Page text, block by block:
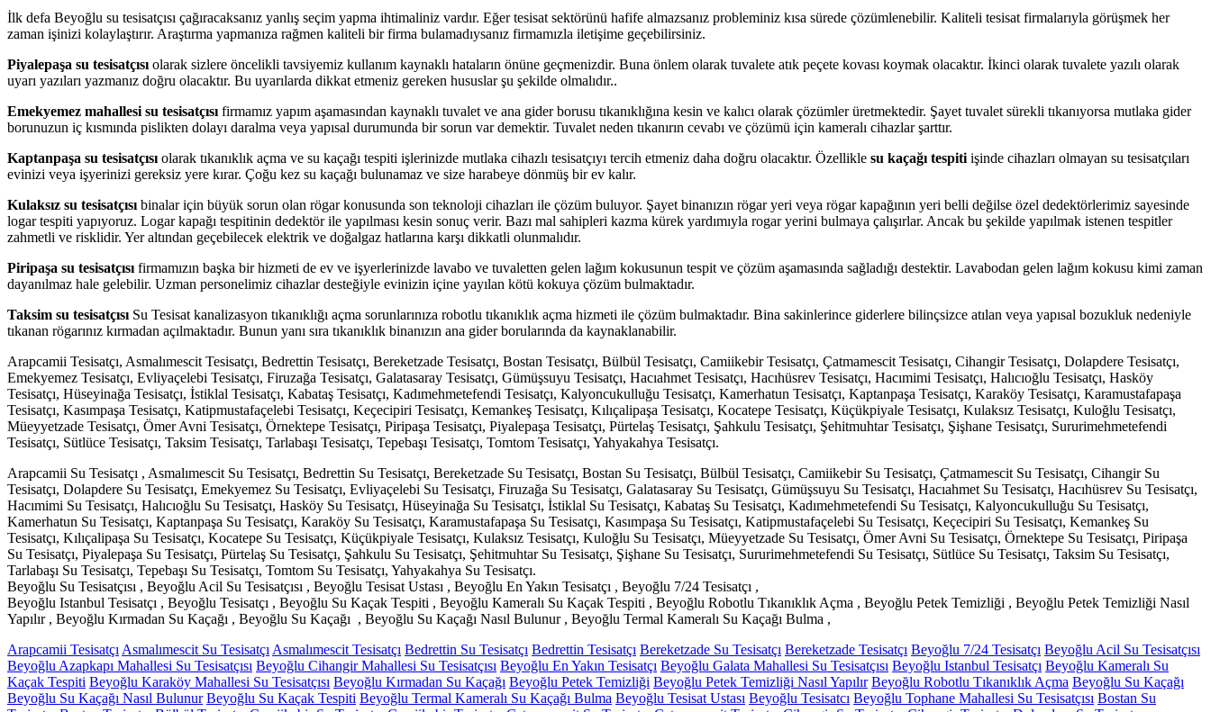
İlk defa Beyoğlu su tesisatçısı çağıracaksanız yanlış seçim yapma ihtimaliniz vardır. Eğer tesisat sektörünü hafife almazsanız probleminiz kısa sürede çözümlenebilir. Kaliteli tesisat firmalarıyla görüşmek her
zaman işinizi kolaylaştırır. Araştırma yapmanıza rağmen kaliteli bir firma bulamadıysanız firmamızla iletişime geçebilirsiniz.
Piyalepaşa su tesisatçısı olarak sizlere öncelikli tavsiyemiz kullanım kaynaklı hataların önüne geçmenizdir. Buna önlem olarak tuvalete atık peçete kovası koymak olacaktır. İkinci olarak tuvalete yazılı olarak
uyarı yazıları yazmanız doğru olacaktır. Bu uyarılarda dikkat etmeniz gereken hususlar şu şekilde olmalıdır..
Emekyemez mahallesi su tesisatçısı firmamız yapım aşamasından kaynaklı tuvalet ve ana gider borusu tıkanıklığına kesin ve kalıcı olarak çözümler üretmektedir. Şayet tuvalet sürekli tıkanıyorsa mutlaka gider
borunuzun iç kısmında pislikten dolayı daralma veya yapısal durumunda bir sorun var demektir. Tuvalet neden tıkanırın cevabı ve çözümü için kameralı cihazlar şarttır.
Kaptanpaşa su tesisatçısı olarak tıkanıklık açma ve su kaçağı tespiti işlerinizde mutlaka cihazlı tesisatçıyı tercih etmeniz daha doğru olacaktır. Özellikle su kaçağı tespiti işinde cihazları olmayan su tesisatçıları
evinizi veya işyerinizi gereksiz yere kırar. Çoğu kez su kaçağı bulunamaz ve size harabeye dönmüş bir ev kalır.
Kulaksız su tesisatçısı binalar için büyük sorun olan rögar konusunda son teknoloji cihazları ile çözüm buluyor. Şayet binanızın rögar yeri veya rögar kapağının yeri belli değilse özel dedektörlerimiz sayesinde
logar tespiti yapıyoruz. Logar kapağı tespitinin dedektör ile yapılması kesin sonuç verir. Bazı mal sahipleri kazma kürek yardımıyla rogar yerini bulmaya çalışırlar. Ancak bu şekilde yapılmak istenen tespitler
zahmetli ve risklidir. Yer altından geçebilecek elektrik ve doğalgaz hatlarına karşı dikkatli olunmalıdır.
Piripaşa su tesisatçısı firmamızın başka bir hizmeti de ev ve işyerlerinizde lavabo ve tuvaletten gelen lağım kokusunun tespit ve çözüm aşamasında sağladığı destektir. Lavabodan gelen lağım kokusu kimi zaman
dayanılmaz hale gelebilir. Uzman personelimiz cihazlar desteğiyle evinizin içine yayılan kötü kokuya çözüm bulmaktadır.
Taksim su tesisatçısı Su Tesisat kanalizasyon tıkanıklığı açma sorunlarınıza robotlu tıkanıklık açma hizmeti ile çözüm bulmaktadır. Bina sakinlerince giderlere bilinçsizce atılan veya yapısal bozukluk nedeniyle
tıkanan rögarınız kırmadan açılmaktadır. Bunun yanı sıra tıkanıklık binanızın ana gider borularında da kaynaklanabilir.
Arapcamii Tesisatçı, Asmalımescit Tesisatçı, Bedrettin Tesisatçı, Bereketzade Tesisatçı, Bostan Tesisatçı, Bülbül Tesisatçı, Camiikebir Tesisatçı, Çatmamescit Tesisatçı, Cihangir Tesisatçı, Dolapdere Tesisatçı,
Emekyemez Tesisatçı, Evliyaçelebi Tesisatçı, Firuzağa Tesisatçı, Galatasaray Tesisatçı, Gümüşsuyu Tesisatçı, Hacıahmet Tesisatçı, Hacıhüsrev Tesisatçı, Hacımimi Tesisatçı, Halıcıoğlu Tesisatçı, Hasköy
Tesisatçı, Hüseyinağa Tesisatçı, İstiklal Tesisatçı, Kabataş Tesisatçı, Kadımehmetefendi Tesisatçı, Kalyoncukulluğu Tesisatçı, Kamerhatun Tesisatçı, Kaptanpaşa Tesisatçı, Karaköy Tesisatçı, Karamustafapaşa
Tesisatçı, Kasımpaşa Tesisatçı, Katipmustafaçelebi Tesisatçı, Keçecipiri Tesisatçı, Kemankeş Tesisatçı, Kılıçalipaşa Tesisatçı, Kocatepe Tesisatçı, Küçükpiyale Tesisatçı, Kulaksız Tesisatçı, Kuloğlu Tesisatçı,
Müeyyetzade Tesisatçı, Ömer Avni Tesisatçı, Örnektepe Tesisatçı, Piripaşa Tesisatçı, Piyalepaşa Tesisatçı, Pürtelaş Tesisatçı, Şahkulu Tesisatçı, Şehitmuhtar Tesisatçı, Şişhane Tesisatçı, Sururimehmetefendi
Tesisatçı, Sütlüce Tesisatçı, Taksim Tesisatçı, Tarlabaşı Tesisatçı, Tepebaşı Tesisatçı, Tomtom Tesisatçı, Yahyakahya Tesisatçı.
Arapcamii Su Tesisatçı , Asmalımescit Su Tesisatçı, Bedrettin Su Tesisatçı, Bereketzade Su Tesisatçı, Bostan Su Tesisatçı, Bülbül Tesisatçı, Camiikebir Su Tesisatçı, Çatmamescit Su Tesisatçı, Cihangir Su
Tesisatçı, Dolapdere Su Tesisatçı, Emekyemez Su Tesisatçı, Evliyaçelebi Su Tesisatçı, Firuzağa Su Tesisatçı, Galatasaray Su Tesisatçı, Gümüşsuyu Su Tesisatçı, Hacıahmet Su Tesisatçı, Hacıhüsrev Su Tesisatçı,
Hacımimi Su Tesisatçı, Halıcıoğlu Su Tesisatçı, Hasköy Su Tesisatçı, Hüseyinağa Su Tesisatçı, İstiklal Su Tesisatçı, Kabataş Su Tesisatçı, Kadımehmetefendi Su Tesisatçı, Kalyoncukulluğu Su Tesisatçı,
Kamerhatun Su Tesisatçı, Kaptanpaşa Su Tesisatçı, Karaköy Su Tesisatçı, Karamustafapaşa Su Tesisatçı, Kasımpaşa Su Tesisatçı, Katipmustafaçelebi Su Tesisatçı, Keçecipiri Su Tesisatçı, Kemankeş Su
Tesisatçı, Kılıçalipaşa Su Tesisatçı, Kocatepe Su Tesisatçı, Küçükpiyale Tesisatçı, Kulaksız Tesisatçı, Kuloğlu Su Tesisatçı, Müeyyetzade Su Tesisatçı, Ömer Avni Su Tesisatçı, Örnektepe Su Tesisatçı, Piripaşa
Su Tesisatçı, Piyalepaşa Su Tesisatçı, Pürtelaş Su Tesisatçı, Şahkulu Su Tesisatçı, Şehitmuhtar Su Tesisatçı, Şişhane Su Tesisatçı, Sururimehmetefendi Su Tesisatçı, Sütlüce Su Tesisatçı, Taksim Su Tesisatçı,
Tarlabaşı Su Tesisatçı, Tepebaşı Su Tesisatçı, Tomtom Su Tesisatçı, Yahyakahya Su Tesisatçı.
Beyoğlu Su Tesisatçısı , Beyoğlu Acil Su Tesisatçısı , Beyoğlu Tesisat Ustası , Beyoğlu En Yakın Tesisatçı , Beyoğlu 7/24 Tesisatçı ,
Beyoğlu Istanbul Tesisatçı , Beyoğlu Tesisatçı , Beyoğlu Su Kaçak Tespiti , Beyoğlu Kameralı Su Kaçak Tespiti , Beyoğlu Robotlu Tıkanıklık Açma , Beyoğlu Petek Temizliği , Beyoğlu Petek Temizliği Nasıl
Yapılır , Beyoğlu Kırmadan Su Kaçağı , Beyoğlu Su Kaçağı , Beyoğlu Su Kaçağı Nasıl Bulunur , Beyoğlu Termal Kameralı Su Kaçağı Bulma ,
Arapcamii Tesisatçı Asmalımescit Su Tesisatçı Asmalımescit Tesisatçı Bedrettin Su Tesisatçı Bedrettin Tesisatçı Bereketzade Su Tesisatçı Bereketzade Tesisatçı Beyoğlu 7/24 Tesisatçı Beyoğlu Acil Su Tesisatçısı
Beyoğlu Azapkapı Mahallesi Su Tesisatçısı Beyoğlu Cihangir Mahallesi Su Tesisatçısı Beyoğlu En Yakın Tesisatçı Beyoğlu Galata Mahallesi Su Tesisatçısı Beyoğlu Istanbul Tesisatçı Beyoğlu Kameralı Su
Kaçak Tespiti Beyoğlu Karaköy Mahallesi Su Tesisatçısı Beyoğlu Kırmadan Su Kaçağı Beyoğlu Petek Temizliği Beyoğlu Petek Temizliği Nasıl Yapılır Beyoğlu Robotlu Tıkanıklık Açma Beyoğlu Su Kaçağı
Beyoğlu Su Kaçağı Nasıl Bulunur Beyoğlu Su Kaçak Tespiti Beyoğlu Termal Kameralı Su Kaçağı Bulma Beyoğlu Tesisat Ustası Beyoğlu Tesisatcı Beyoğlu Tophane Mahallesi Su Tesisatçısı Bostan Su